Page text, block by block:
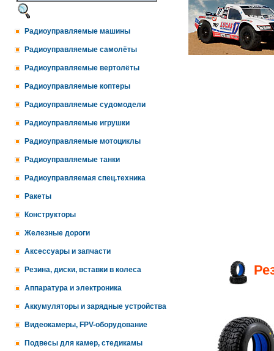
Радиоуправляемые машины
Радиоуправляемые самолёты
Радиоуправляемые вертолёты
Радиоуправляемые коптеры
Радиоуправляемые судомодели
Радиоуправляемые игрушки
Радиоуправляемые мотоциклы
Радиоуправляемые танки
Радиоуправляемая спец.техника
Ракеты
Конструкторы
Железные дороги
Аксессуары и запчасти
Резина, диски, вставки в колеса
Аппаратура и электроника
Аккумуляторы и зарядные устройства
Видеокамеры, FPV-оборудование
Подвесы для камер, стедикамы